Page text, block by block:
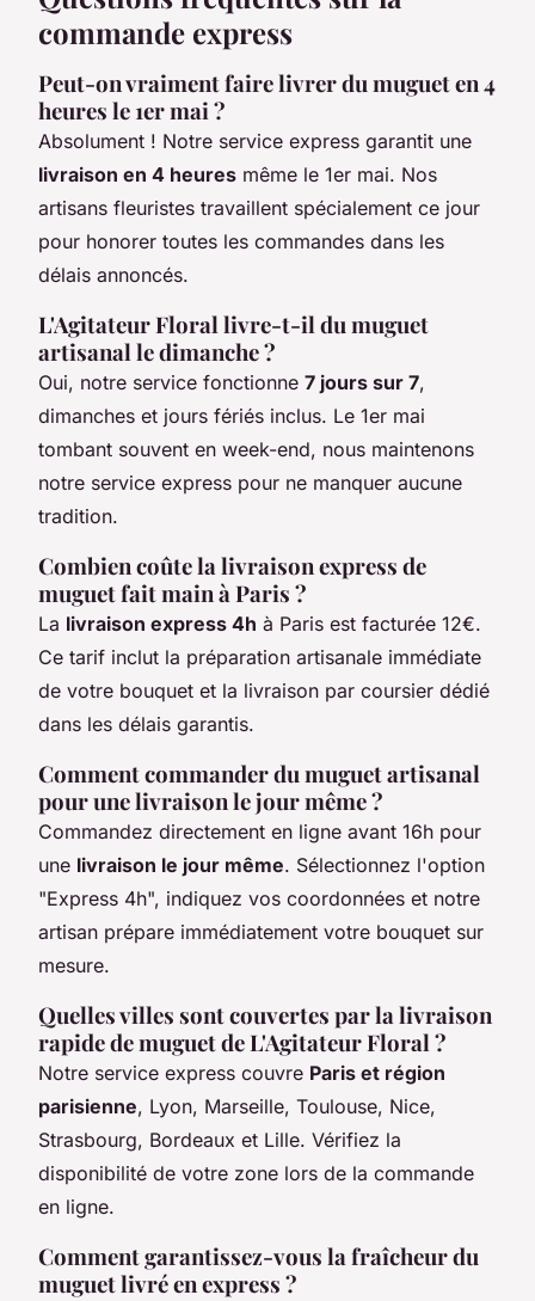
commande express
Peut-on vraiment faire livrer du muguet en 4
heures le 1er mai ?
Absolument ! Notre service express garantit une
livraison en 4 heures même le 1er mai. Nos
artisans fleuristes travaillent spécialement ce jour
pour honorer toutes les commandes dans les
délais annoncés.
L'Agitateur Floral livre-t-il du muguet
artisanal le dimanche ?
Oui, notre service fonctionne 7 jours sur 7,
dimanches et jours fériés inclus. Le 1er mai
tombant souvent en week-end, nous maintenons
notre service express pour ne manquer aucune
tradition.
Combien coûte la livraison express de
muguet fait main à Paris ?
La livraison express 4h à Paris est facturée 12€.
Ce tarif inclut la préparation artisanale immédiate
de votre bouquet et la livraison par coursier dédié
dans les délais garantis.
Comment commander du muguet artisanal
pour une livraison le jour même ?
Commandez directement en ligne avant 16h pour
une livraison le jour même. Sélectionnez l'option
"Express 4h", indiquez vos coordonnées et notre
artisan prépare immédiatement votre bouquet sur
mesure.
Quelles villes sont couvertes par la livraison
rapide de muguet de L'Agitateur Floral ?
Notre service express couvre Paris et région
parisienne, Lyon, Marseille, Toulouse, Nice,
Strasbourg, Bordeaux et Lille. Vérifiez la
disponibilité de votre zone lors de la commande
en ligne.
Comment garantissez-vous la fraîcheur du
muguet livré en express ?